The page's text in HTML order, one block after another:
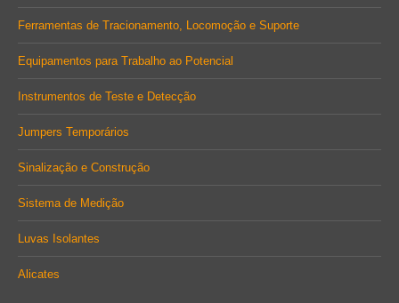
Ferramentas de Tracionamento, Locomoção e Suporte
Equipamentos para Trabalho ao Potencial
Instrumentos de Teste e Detecção
Jumpers Temporários
Sinalização e Construção
Sistema de Medição
Luvas Isolantes
Alicates